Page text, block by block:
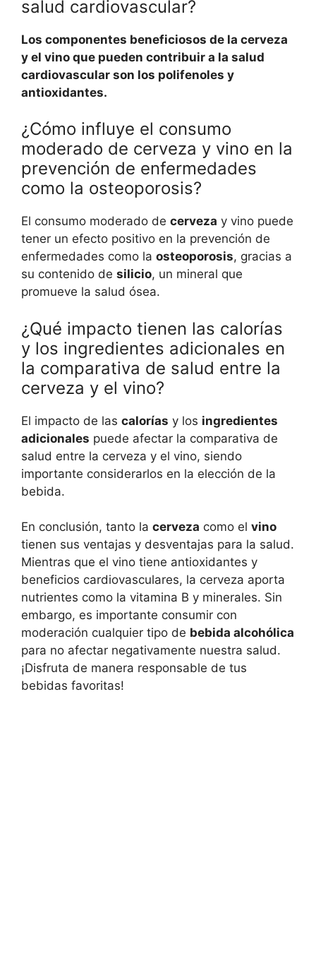
salud cardiovascular?
Los componentes beneficiosos de la cerveza
y el vino que pueden contribuir a la salud
cardiovascular son los polifenoles y
antioxidantes.
¿Cómo influye el consumo
moderado de cerveza y vino en la
prevención de enfermedades
como la osteoporosis?
El consumo moderado de cerveza y vino puede
tener un efecto positivo en la prevención de
enfermedades como la osteoporosis, gracias a
su contenido de silicio, un mineral que
promueve la salud ósea.
¿Qué impacto tienen las calorías
y los ingredientes adicionales en
la comparativa de salud entre la
cerveza y el vino?
El impacto de las calorías y los ingredientes
adicionales puede afectar la comparativa de
salud entre la cerveza y el vino, siendo
importante considerarlos en la elección de la
bebida.
En conclusión, tanto la cerveza como el vino
tienen sus ventajas y desventajas para la salud.
Mientras que el vino tiene antioxidantes y
beneficios cardiovasculares, la cerveza aporta
nutrientes como la vitamina B y minerales. Sin
embargo, es importante consumir con
moderación cualquier tipo de bebida alcohólica
para no afectar negativamente nuestra salud.
¡Disfruta de manera responsable de tus
bebidas favoritas!